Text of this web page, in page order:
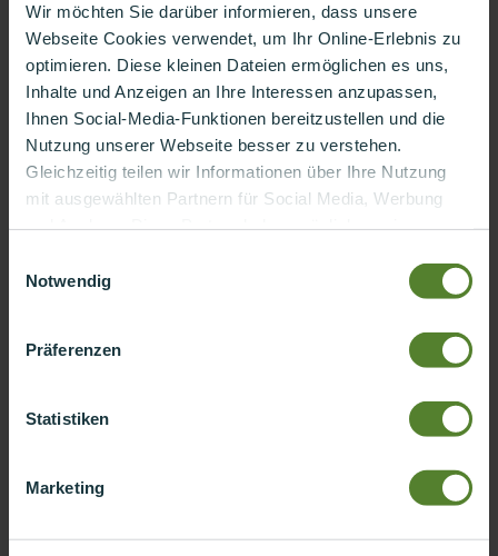
Wir möchten Sie darüber informieren, dass unsere
Webseite Cookies verwendet, um Ihr Online-Erlebnis zu
optimieren. Diese kleinen Dateien ermöglichen es uns,
Inhalte und Anzeigen an Ihre Interessen anzupassen,
Ihnen Social-Media-Funktionen bereitzustellen und die
Nutzung unserer Webseite besser zu verstehen.
Gleichzeitig teilen wir Informationen über Ihre Nutzung
mit ausgewählten Partnern für Social Media, Werbung
Aktivitäten erhoben wurden. Ihre Zustimmung bedeutet
individueller. Vielen Dank, dass Sie unsere Webseite
nutzen.
Notwendig
Präferenzen
Statistiken
Marketing
Lösungsansatz:Globale IoT Plattform und darauf basierende
Services. Entwicklung der Gesamtlösung – initialer Fokus: Device
Lifecycle Management mit „OvertheAir-Updates“
Business Case:
Digitale Services für Hersteller, Endnutzer und Dritte – Fokus
Kundenbindung & Datennutzung
Tech Stack:
C++, iOS native app development